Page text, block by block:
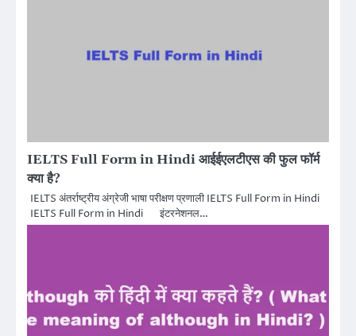
IELTS Full Form in Hindi आईईएलटीएस की फुल फॉर्म
क्या है?
IELTS अंतर्राष्ट्रीय अंग्रेजी भाषा परीक्षण प्रणाली IELTS Full Form in Hindi
IELTS Full Form in Hindi इंटरनेशनल…